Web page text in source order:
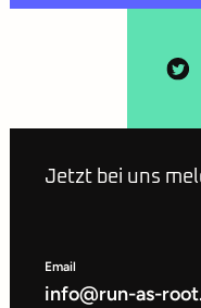
Jetzt bei uns
Email
info@run-as-